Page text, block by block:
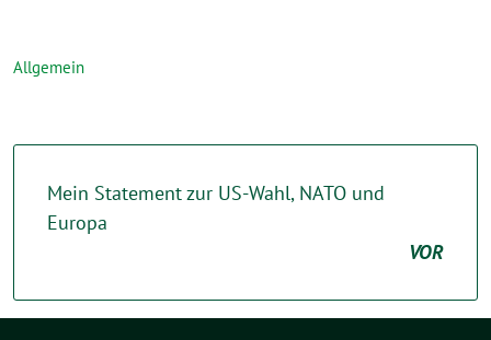
Allgemein
Mein Statement zur US-Wahl, NATO und
Europa
VOR